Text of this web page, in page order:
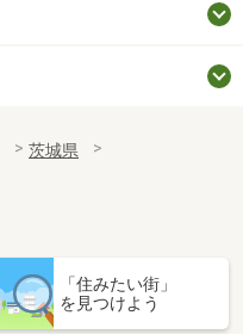
茨城県
「住みたい街」
を見つけよう